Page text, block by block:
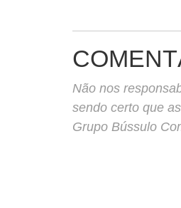
Não nos
sendo certo que
Grupo Bússulo